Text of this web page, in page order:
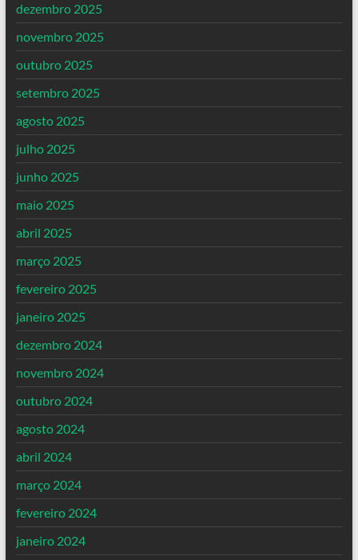
dezembro 2025
novembro 2025
outubro 2025
setembro 2025
agosto 2025
julho 2025
junho 2025
maio 2025
abril 2025
março 2025
fevereiro 2025
janeiro 2025
dezembro 2024
novembro 2024
outubro 2024
agosto 2024
abril 2024
março 2024
fevereiro 2024
janeiro 2024